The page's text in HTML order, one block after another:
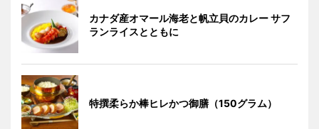
カナダ産オマール海老と帆立貝のカレー サフ
ランライスとともに
特撰柔らか棒ヒレかつ御膳（150グラム）